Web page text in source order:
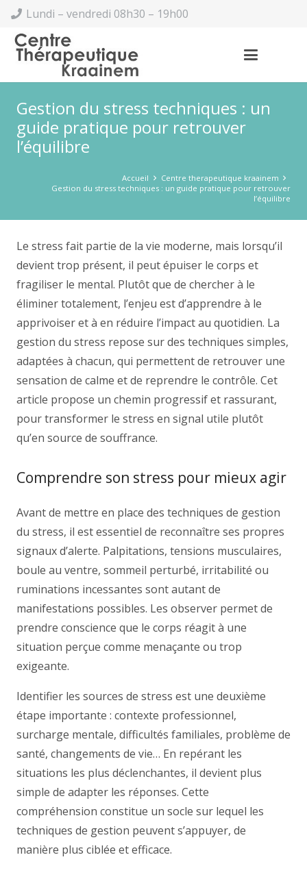
Lundi – vendredi 08h30 – 19h00
Gestion du stress techniques : un
guide pratique pour retrouver
l’équilibre
Accueil
Centre therapeutique kraainem
Gestion du stress techniques : un guide pratique pour retrouver
l’équilibre
Le stress fait partie de la vie moderne, mais lorsqu’il
devient trop présent, il peut épuiser le corps et
fragiliser le mental. Plutôt que de chercher à le
éliminer totalement, l’enjeu est d’apprendre à le
apprivoiser et à en réduire l’impact au quotidien. La
gestion du stress repose sur des techniques simples,
adaptées à chacun, qui permettent de retrouver une
sensation de calme et de reprendre le contrôle. Cet
article propose un chemin progressif et rassurant,
pour transformer le stress en signal utile plutôt
qu’en source de souffrance.
Comprendre son stress pour mieux agir
Avant de mettre en place des techniques de gestion
du stress, il est essentiel de reconnaître ses propres
signaux d’alerte. Palpitations, tensions musculaires,
boule au ventre, sommeil perturbé, irritabilité ou
ruminations incessantes sont autant de
manifestations possibles. Les observer permet de
prendre conscience que le corps réagit à une
situation perçue comme menaçante ou trop
exigeante.
Identifier les sources de stress est une deuxième
étape importante : contexte professionnel,
surcharge mentale, difficultés familiales, problème de
santé, changements de vie… En repérant les
situations les plus déclenchantes, il devient plus
simple de adapter les réponses. Cette
compréhension constitue un socle sur lequel les
techniques de gestion peuvent s’appuyer, de
manière plus ciblée et efficace.